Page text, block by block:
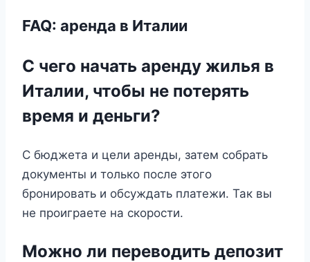
FAQ: аренда в Италии
С чего начать аренду жилья в
Италии, чтобы не потерять
время и деньги?
С бюджета и цели аренды, затем собрать
документы и только после этого
бронировать и обсуждать платежи. Так вы
не проиграете на скорости.
Можно ли переводить депозит